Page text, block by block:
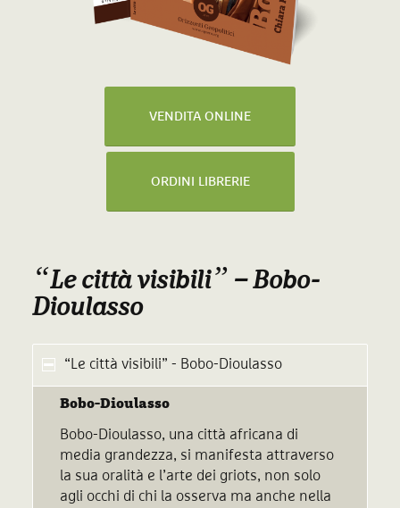
VENDITA ONLINE
ORDINI LIBRERIE
“Le città visibili” – Bobo-
Dioulasso
“Le città visibili” - Bobo-Dioulasso
Bobo-Dioulasso
Bobo-Dioulasso, una città africana di
media grandezza, si manifesta attraverso
la sua oralità e l’arte dei griots, non solo
agli occhi di chi la osserva ma anche nella